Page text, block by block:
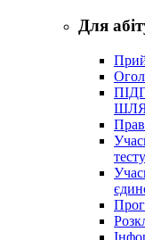
Для
тесту